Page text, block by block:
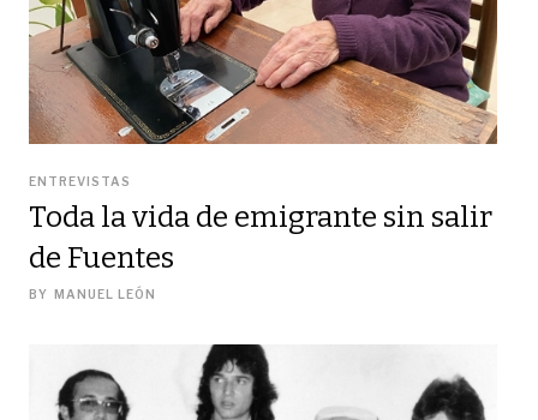
ENTREVISTAS
Toda la vida de emigrante sin salir
de Fuentes
BY MANUEL LEÓN